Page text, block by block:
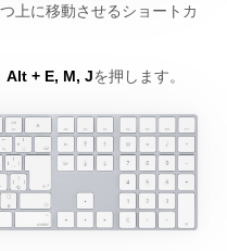
上に移動させるショートカ
Alt + E, M, Jを押します。